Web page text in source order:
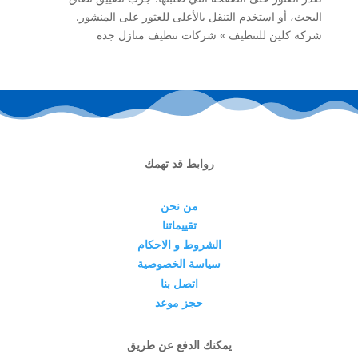
البحث، أو استخدم التنقل بالأعلى للعثور على المنشور.
شركة كلين للتنظيف » شركات تنظيف منازل جدة
روابط قد تهمك
من نحن
تقييماتنا
الشروط و الاحكام
سياسة الخصوصية
اتصل بنا
حجز موعد
يمكنك الدفع عن طريق